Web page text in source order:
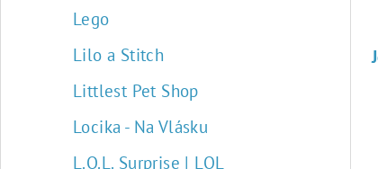
Lego
Lilo a Stitch
Littlest Pet Shop
Locika - Na Vlásku
L.O.L. Surprise | LOL